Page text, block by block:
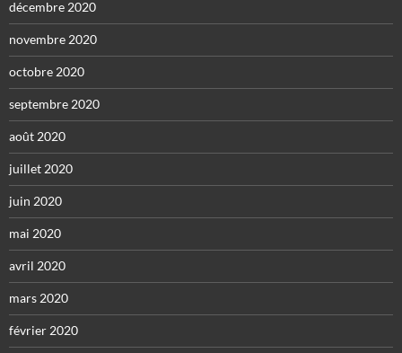
décembre 2020
novembre 2020
octobre 2020
septembre 2020
août 2020
juillet 2020
juin 2020
mai 2020
avril 2020
mars 2020
février 2020